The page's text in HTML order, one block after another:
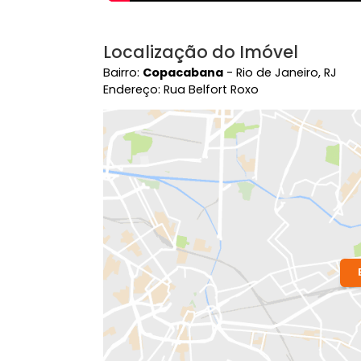
Localização do Imóvel
Bairro:Copacabana - Rio de Janeiro,
Endereço: Rua Belfort Roxo